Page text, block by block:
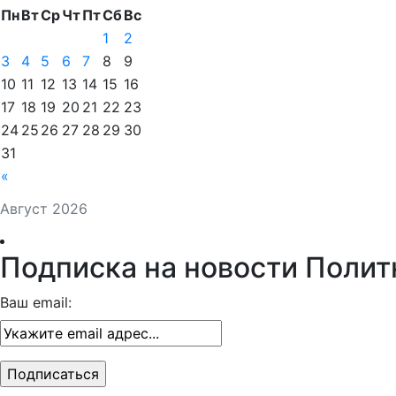
Август 2026
ПнВтСрЧтПтСбВс
«
1
2
3
4 5 6 7 8
9
10 11 12 13 14 15 16
17 18 19 20 21 22 23
24 25 26 27 28 29 30
31
Подписка на новости
Ваш email: